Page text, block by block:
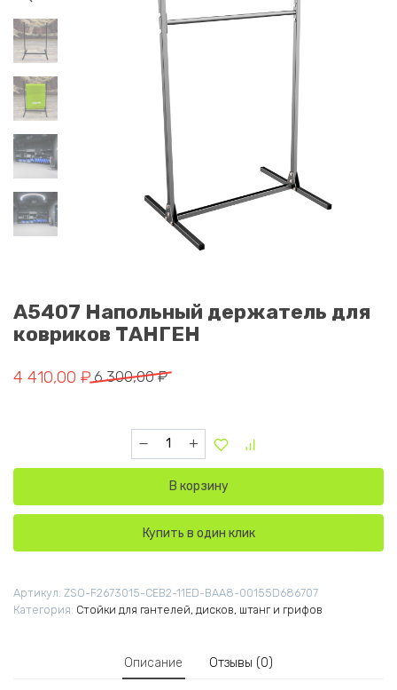
A5407 Напольный держатель для
ковриков ТАНГЕН
6 300,00₽
Первоначальная цена составляла 6 300,00 ₽.
4 410,00 ₽
Текущая цена: 4 410,00 ₽.
Количество товара A5407 Напольный
В корзину
Купить в один клик
Артикул: ZSO-F2673015-CEB2-11ED-BAA8-00155D686707
Категория: Стойки для гантелей, дисков, штанг и грифов
Описание Отзывы (0)